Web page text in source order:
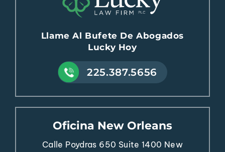
Llame Al Bufete De Abogados
Lucky Hoy
225.387.5656
Oficina New Orleans
Calle Poydras 650 Suite 1400 New